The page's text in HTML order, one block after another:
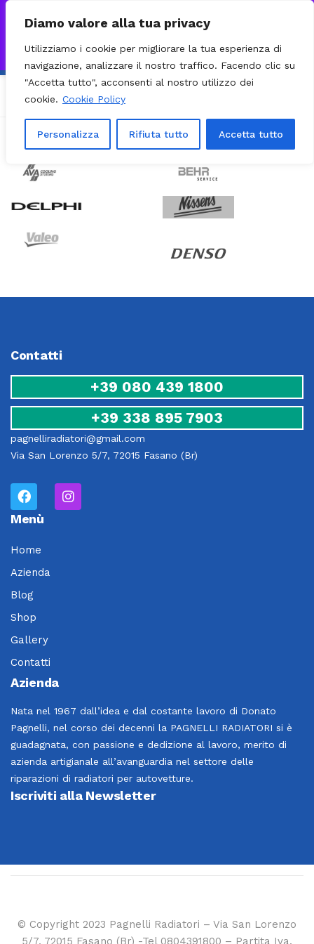
Diamo valore alla tua privacy
Utilizziamo i cookie per migliorare la tua esperienza di
navigazione, analizzare il nostro traffico. Facendo clic su
"Accetta tutto", acconsenti al nostro utilizzo dei
cookie. Cookie Policy
Personalizza Rifiuta tutto Accetta tutto
VISITA IL NOSTRO E-COMMERCE – SPEDIZIONI NAZIONALI E
INVIATE CON CORRIERE DHL EXPRESS - BRT - UPSIgnora
[yith_wcwl_wishlist]
Contatti
+39 080 439 1800
+39 338 895 7903
pagnelliradiatori@gmail.com
Via San Lorenzo 5/7, 72015 Fasano (Br)
Menù
Home
Azienda
Blog
Shop
Gallery
Contatti
Azienda
Nata nel 1967 dall’idea e dal costante lavoro di Donato
Pagnelli, nel corso dei decenni la PAGNELLI RADIATORI si è
guadagnata, con passione e dedizione al lavoro, merito di
azienda artigianale all’avanguardia nel settore delle
riparazioni di radiatori per autovetture.
Iscriviti alla Newsletter
© Copyright 2023 Pagnelli Radiatori – Via San Lorenzo
5/7, 72015 Fasano (Br) -Tel 0804391800 – Partita Iva.